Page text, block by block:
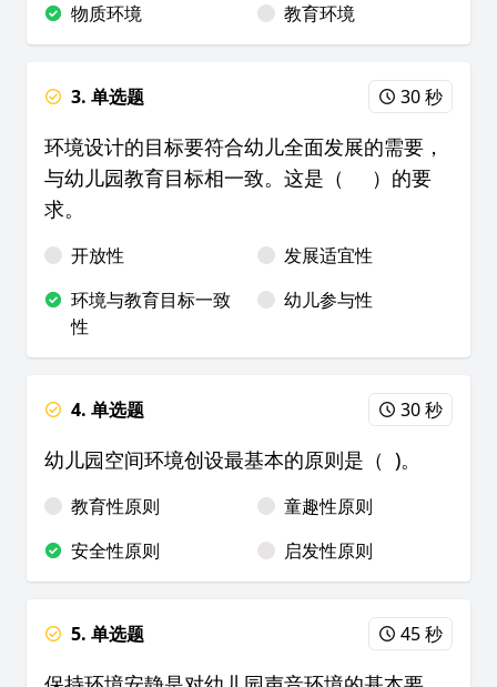
物质环境
教育环境
3. 单选题 30 秒
环境设计的目标要符合幼儿全面发展的需要，
与幼儿园教育目标相一致。这是（ ）的要
求。
开放性
发展适宜性
环境与教育目标一致
性
幼儿参与性
4. 单选题 30 秒
幼儿园空间环境创设最基本的原则是（ )。
教育性原则
童趣性原则
安全性原则
启发性原则
5. 单选题 45 秒